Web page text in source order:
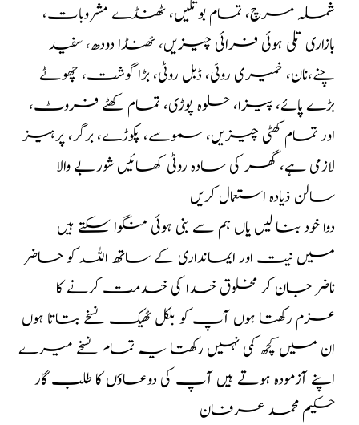
شملہ مرچ، تمام بوتلیں، ٹھنڈے مشروبات،
بازاری تلی ہوئی فرائی چیزیں، ٹھنڈا دودھ، سفید
چنے،نان، خمیری روٹی، ڈبل روٹی، بڑا گوشت، چھوٹے
بڑے پائے، پیزا، حلوہ پوڑی، تمام کھٹے فروٹ،
اور تمام کھٹی چیزیں، سموسے، پکوڑے، برگر، پرہیز
لازمی ہے، گھر کی سادہ روٹی کھائیں شوربے والا
سالن ذیادہ استعمال کریں
دوا خود بنا لیں یاں ہم سے بنی ہوئی منگوا سکتے ہیں
میں نیت اور ایمانداری کے ساتھ اللہ کو حاضر
ناضر جان کر مخلوق خدا کی خدمت کرنے کا
عزم رکھتا ہوں آپ کو بلکل ٹھیک نسخے بتاتا ہوں
ان میں کچھ کمی نہیں رکھتا یہ تمام نسخے میرے
اپنے آزمودہ ہوتے ہیں آپ کی دوعاؤں کا طلب گار
حکیم محمد عرفان